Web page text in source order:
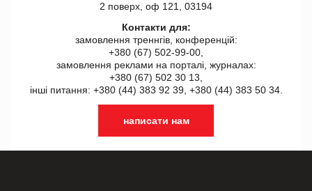
2 поверх, оф 121, 03194
Контакти для:
замовлення треннгів, конференцій:
+380 (67) 502-99-00,
замовлення реклами на порталі, журналах:
+380 (67) 502 30 13,
інші питання: +380 (44) 383 92 39, +380 (44) 383 50 34.
написати нам